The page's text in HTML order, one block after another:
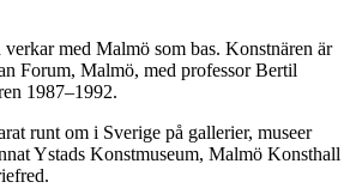
med Malmö som bas. Konstnären är
Forum, Malmö, med professor Bertil
1987–1992.
runt om i Sverige på gallerier, museer
Ystads Konstmuseum, Malmö Konsthall